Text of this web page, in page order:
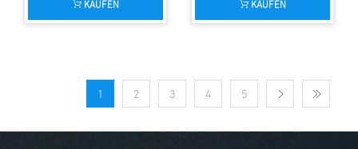
KAUFEN KAUFEN
1 2 3 4 5